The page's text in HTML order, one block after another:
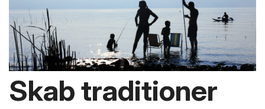
Skab traditioner